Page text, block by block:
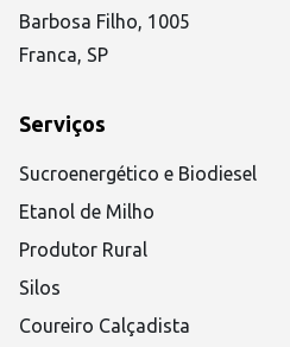
Barbosa Filho, 1005
Franca, SP
Serviços
Sucroenergético e Biodiesel
Etanol de Milho
Produtor Rural
Silos
Coureiro Calçadista